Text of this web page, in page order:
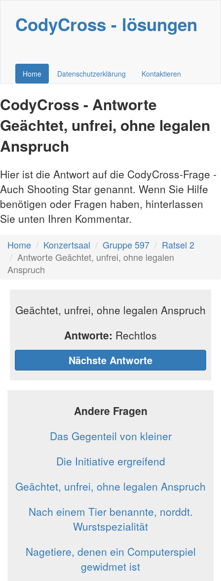
CodyCross - lösungen
Home Datenschutzerklärung Kontaktieren
CodyCross - Antworte
Geächtet, unfrei, ohne legalen
Anspruch
Hier ist die Antwort auf die CodyCross-Frage -
Auch Shooting Star genannt. Wenn Sie Hilfe
benötigen oder Fragen haben, hinterlassen
Sie unten Ihren Kommentar.
Home Konzertsaal Gruppe 597
Ratsel 2
Antworte Geächtet, unfrei, ohne legalen
Anspruch
Geächtet, unfrei, ohne legalen Anspruch
Antworte: Rechtlos
Nächste Antworte
Andere Fragen
Das Gegenteil von kleiner
Die Initiative ergreifend
Geächtet, unfrei, ohne legalen Anspruch
Nach einem Tier benannte, norddt.
Wurstspezialität
Nagetiere, denen ein Computerspiel
gewidmet ist